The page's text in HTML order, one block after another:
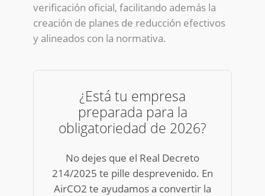
verificación oficial, facilitando además la
creación de planes de reducción efectivos
y alineados con la normativa.
¿Está tu empresa
preparada para la
obligatoriedad de 2026?
No dejes que el Real Decreto
214/2025 te pille desprevenido. En
AirCO2 te ayudamos a convertir la